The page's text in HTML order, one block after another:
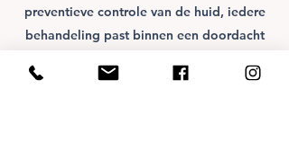
preventieve controle van de huid, iedere
behandeling past binnen een doordacht
Met meer dan tien jaar ervaring binnen de